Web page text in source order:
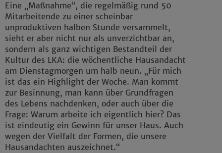
Eine „Maßnahme“, die regelmäßig rund 50
Mitarbeitende zu einer scheinbar
unproduktiven halben Stunde versammelt,
sieht er aber nicht nur als unverzichtbar an,
sondern als ganz wichtigen Bestandteil der
Kultur des LKA: die wöchentliche Hausandacht
am Dienstagmorgen um halb neun. „Für mich
ist das ein Highlight der Woche. Man kommt
zur Besinnung, man kann über Grundfragen
des Lebens nachdenken, oder auch über die
Frage: Warum arbeite ich eigentlich hier? Das
ist eindeutig ein Gewinn für unser Haus. Auch
wegen der Vielfalt der Formen, die unsere
Hausandachten auszeichnet.“